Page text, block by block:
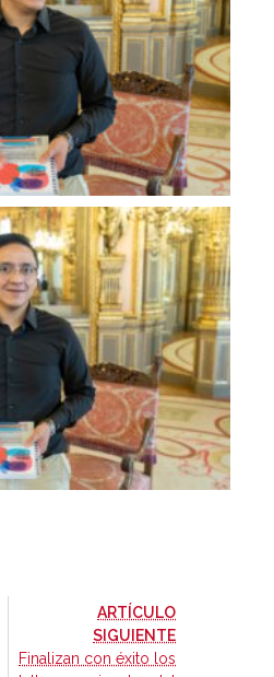
ARTÍCULO
SIGUIENTE-
Finalizan con éxito los